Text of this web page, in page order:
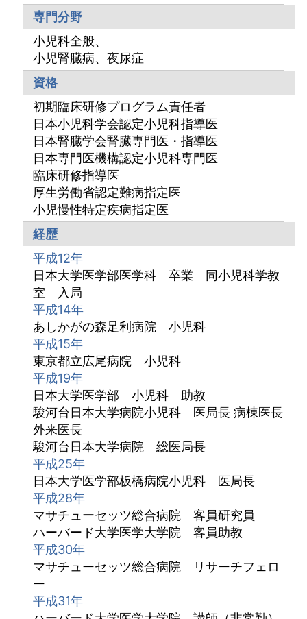
専門分野
小児科全般、
小児腎臓病、夜尿症
資格
初期臨床研修プログラム責任者
日本小児科学会認定小児科指導医
日本腎臓学会腎臓専門医・指導医
日本専門医機構認定小児科専門医
臨床研修指導医
厚生労働省認定難病指定医
小児慢性特定疾病指定医
経歴
平成12年
日本大学医学部医学科 卒業 同小児科学教
室 入局
平成14年
あしかがの森足利病院 小児科
平成15年
東京都立広尾病院 小児科
平成19年
日本大学医学部 小児科 助教
駿河台日本大学病院小児科 医局長 病棟医長
外来医長
駿河台日本大学病院 総医局長
平成25年
日本大学医学部板橋病院小児科 医局長
平成28年
マサチューセッツ総合病院 客員研究員
ハーバード大学医学大学院 客員助教
平成30年
マサチューセッツ総合病院 リサーチフェロ
ー
平成31年